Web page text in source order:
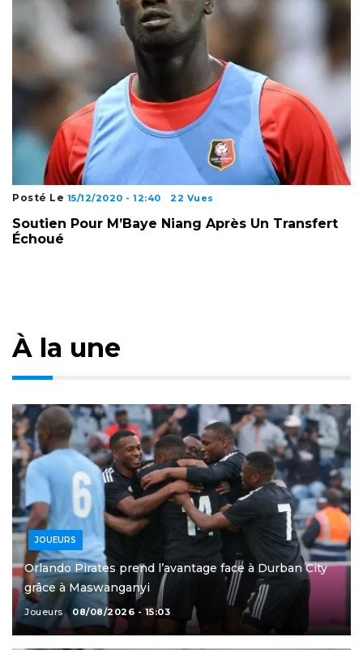
Posté Le 15/12/2020 - 12:40 22 Vues
Soutien Pour M’Baye Niang Après Un Transfert
Échoué
À la une
JOUEURS
Orlando Pirates prend l’avantage face à Durban City
grâce à Maswanganyi
Joueurs 08/08/2026 - 15:03